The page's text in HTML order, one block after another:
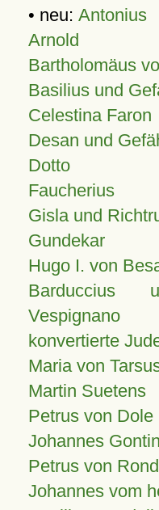
• neu: Antonius
Arnold
Bartholomäus
Basilius und
Celestina Faron
Desan und
Dotto
Faucherius
Gisla und
Gundekar
Hugo I. von
Barduccius
Vespignano
konvertierte
Maria von
Martin Suetens
Petrus von Dole
Johannes
Petrus von
Johannes vom